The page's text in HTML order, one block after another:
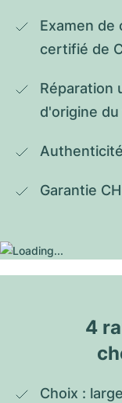
Examen de
certifié de
Réparation
d'origine
Garantie
4
Choix :